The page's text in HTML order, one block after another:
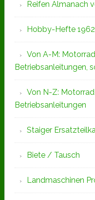
Reifen Almanach
Hobby-Hefte 1962
Von A-M:
Betriebsanleitungen,
Von N-Z:
Betriebsanleitungen
Staiger
Biete / Tausch
Landmaschinen